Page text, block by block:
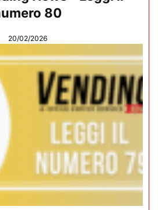
80
20/02/2026